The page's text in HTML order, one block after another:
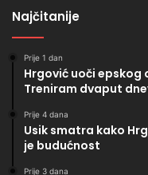
Najčitanije
Prije 1 dan
Hrgović uoči
Treniram dvaput
Prije 4 dana
Usik smatra kako
je budućnost
Prije 3 dana